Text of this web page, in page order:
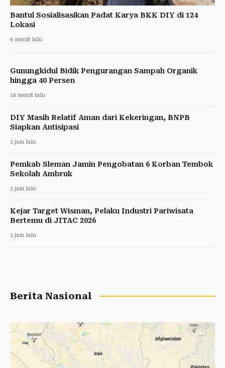
Bantul Sosialisasikan Padat Karya BKK DIY di 124
Lokasi
6 menit lalu
Gunungkidul Bidik Pengurangan Sampah Organik
hingga 40 Persen
16 menit lalu
DIY Masih Relatif Aman dari Kekeringan, BNPB
Siapkan Antisipasi
1 jam lalu
Pemkab Sleman Jamin Pengobatan 6 Korban Tembok
Sekolah Ambruk
1 jam lalu
Kejar Target Wisman, Pelaku Industri Pariwisata
Bertemu di JITAC 2026
1 jam lalu
Berita Nasional